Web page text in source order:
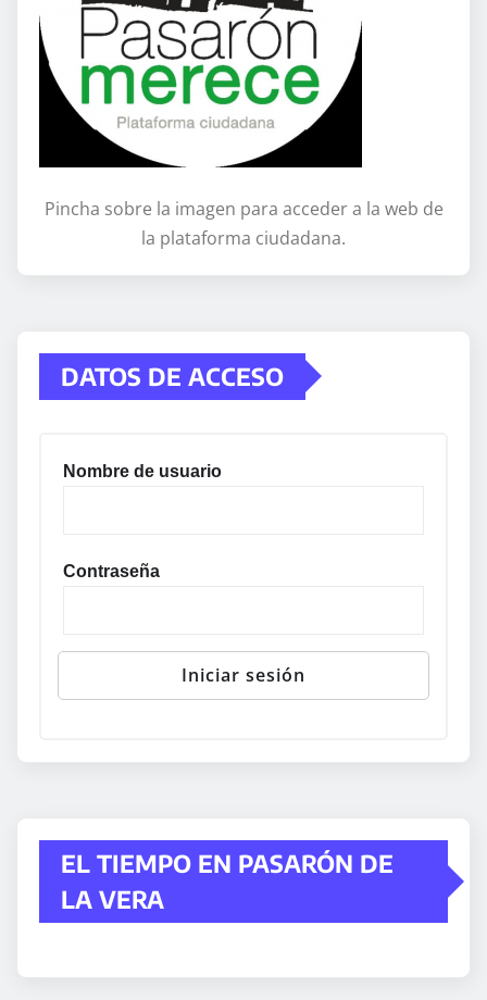
Pincha sobre la imagen para acceder a la web de
la plataforma ciudadana.
DATOS DE ACCESO
Nombre de usuario
Contraseña
EL TIEMPO EN PASARÓN DE
LA VERA